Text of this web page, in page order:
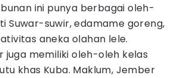
ini punya berbagai oleh-
Suwar-suwir, edamame goreng,
aneka olahan lele.
juga memiliki oleh-oleh kelas
khas Kuba. Maklum, Jember